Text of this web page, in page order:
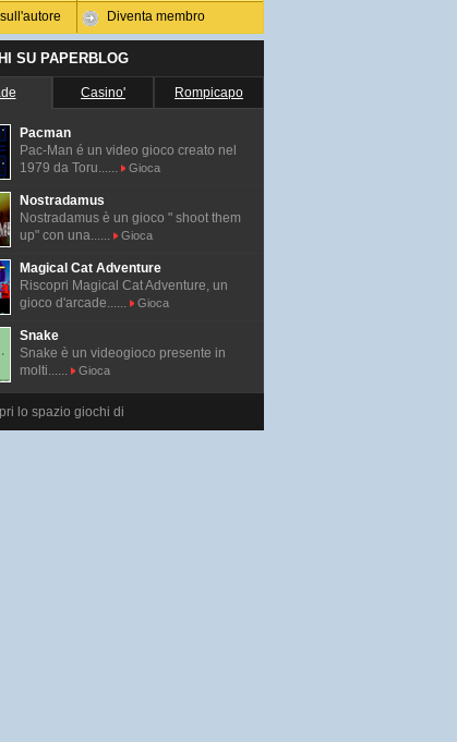
Diventa membro
SU PAPERBLOG
Casino' Rompicapo
Pacman
Pac-Man é un video gioco creato nel
1979 da Toru......
Gioca
Nostradamus
Nostradamus è un gioco " shoot them
up" con una......
Gioca
Magical Cat Adventure
Riscopri Magical Cat Adventure, un
gioco d'arcade......
Gioca
Snake
Snake è un videogioco presente in
molti......
Gioca
lo spazio giochi di